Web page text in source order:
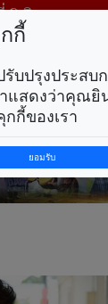
สิงหาคม พ.
กี้
รับปรุงประส
าแสดงว่าคุณ
กี้ของเรา
ยอมรับ